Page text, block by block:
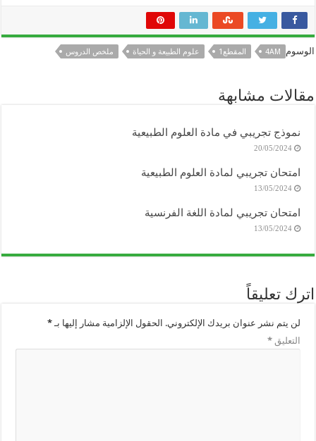
الوسوم 4AM المقطع1 علوم الطبيعة و الحياة ملخص الدروس
مقالات مشابهة
نموذج تجريبي في مادة العلوم الطبيعية
20/05/2024
امتحان تجريبي لمادة العلوم الطبيعية
13/05/2024
امتحان تجريبي لمادة اللغة الفرنسية
13/05/2024
اترك تعليقاً
لن يتم نشر عنوان بريدك الإلكتروني. الحقول الإلزامية مشار إليها بـ*
التعليق*